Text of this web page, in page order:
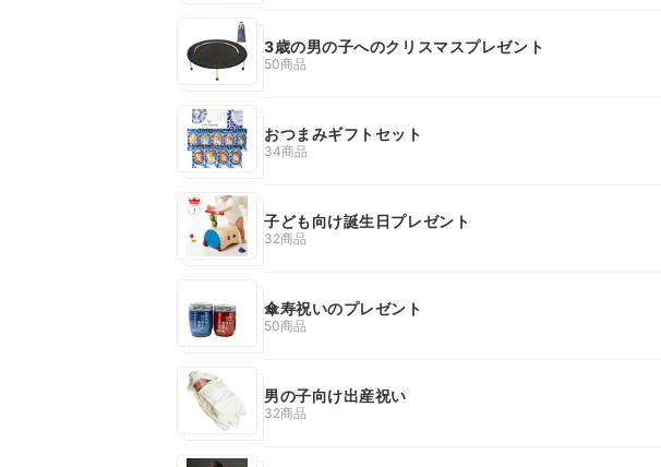
3歳の男の子へのクリスマスプレゼント
50商品
おつまみギフトセット
34商品
子ども向け誕生日プレゼント
32商品
傘寿祝いのプレゼント
50商品
男の子向け出産祝い
32商品